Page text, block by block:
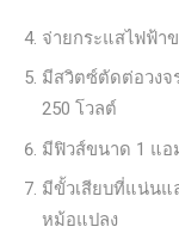
จ่ายกระแสไฟฟ้า
มีสวิตซ์ตัดต่อวงจ
250 โวลต์
มีฟิวส์ขนาด 1 แอ
มีขั้วเสียบที่แน่นแ
หม้อแปลง